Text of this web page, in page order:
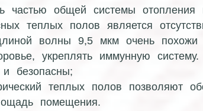
частью общей системы
теплых полов является
волны 9,5 мкм очень
укреплять иммунную систему.
безопасны;
теплых полов позволяют
помещения.